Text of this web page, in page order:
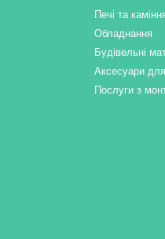
Печі та
Обладнання
Будівельні
Аксесуари для
Послуги з